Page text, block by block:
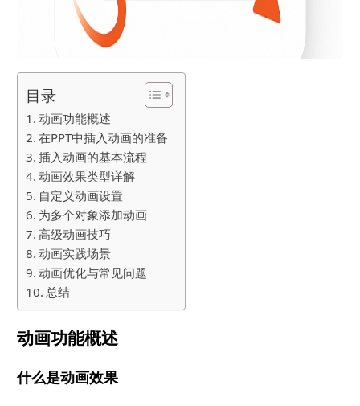
目录
动画功能概述
在PPT中插入动画的准备
插入动画的基本流程
动画效果类型详解
自定义动画设置
为多个对象添加动画
高级动画技巧
动画实践场景
动画优化与常见问题
总结
动画功能概述
什么是动画效果